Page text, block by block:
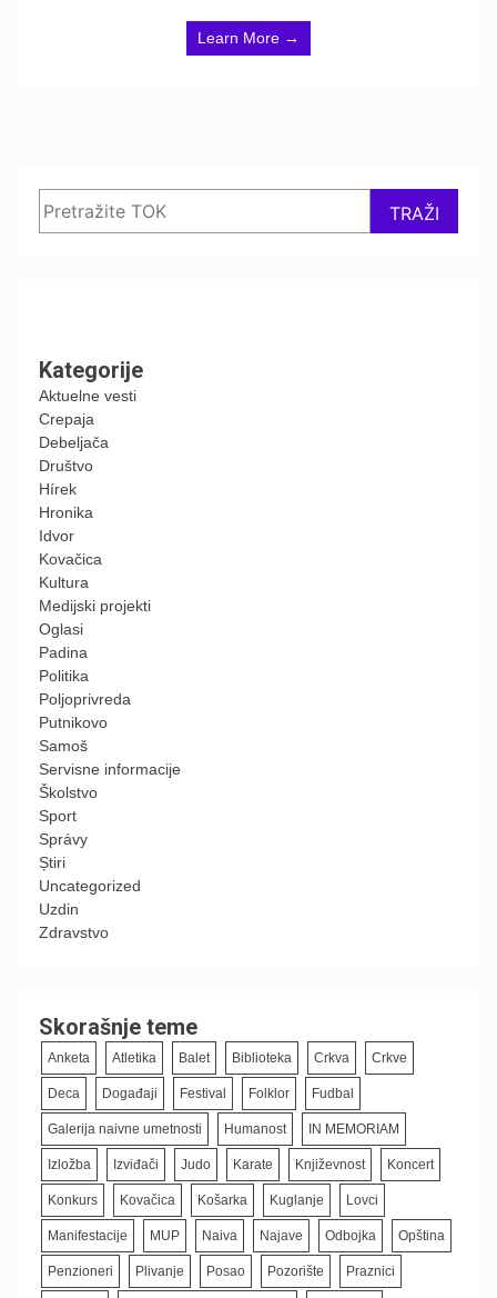
Learn More →
TRAŽI
Kategorije
Aktuelne vesti
Crepaja
Debeljača
Društvo
Hírek
Hronika
Idvor
Kovačica
Kultura
Medijski projekti
Oglasi
Padina
Politika
Poljoprivreda
Putnikovo
Samoš
Servisne informacije
Školstvo
Sport
Správy
Știri
Uncategorized
Uzdin
Zdravstvo
Skorašnje teme
Anketa Atletika Balet Biblioteka Crkva Crkve
Deca Događaji Festival Folklor Fudbal
Galerija naivne umetnosti Humanost IN MEMORIAM
Izložba Izviđači Judo Karate Književnost Koncert
Konkurs Kovačica Košarka Kuglanje Lovci
Manifestacije MUP Naiva Najave Odbojka Opština
Penzioneri Plivanje Posao Pozorište Praznici